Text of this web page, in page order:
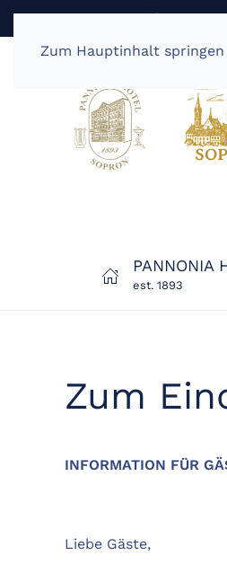
Zum Hauptinhalt springen
Pannonia Hotel Sopron I
PANNONIA
est. 1893
Zum
INFORMATION FÜR
Liebe Gäste,